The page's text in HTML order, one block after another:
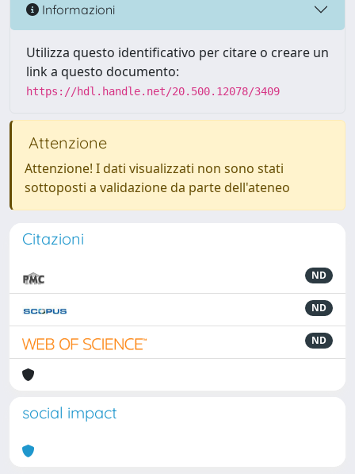
Informazioni
Utilizza questo identificativo per citare o creare un
link a questo documento:
https://hdl.handle.net/20.500.12078/3409
Attenzione
Attenzione! I dati visualizzati non sono stati
sottoposti a validazione da parte dell'ateneo
Citazioni
ND
ND
ND
social impact